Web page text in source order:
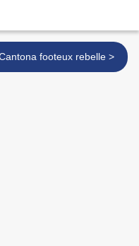
Cantona footeux rebelle >